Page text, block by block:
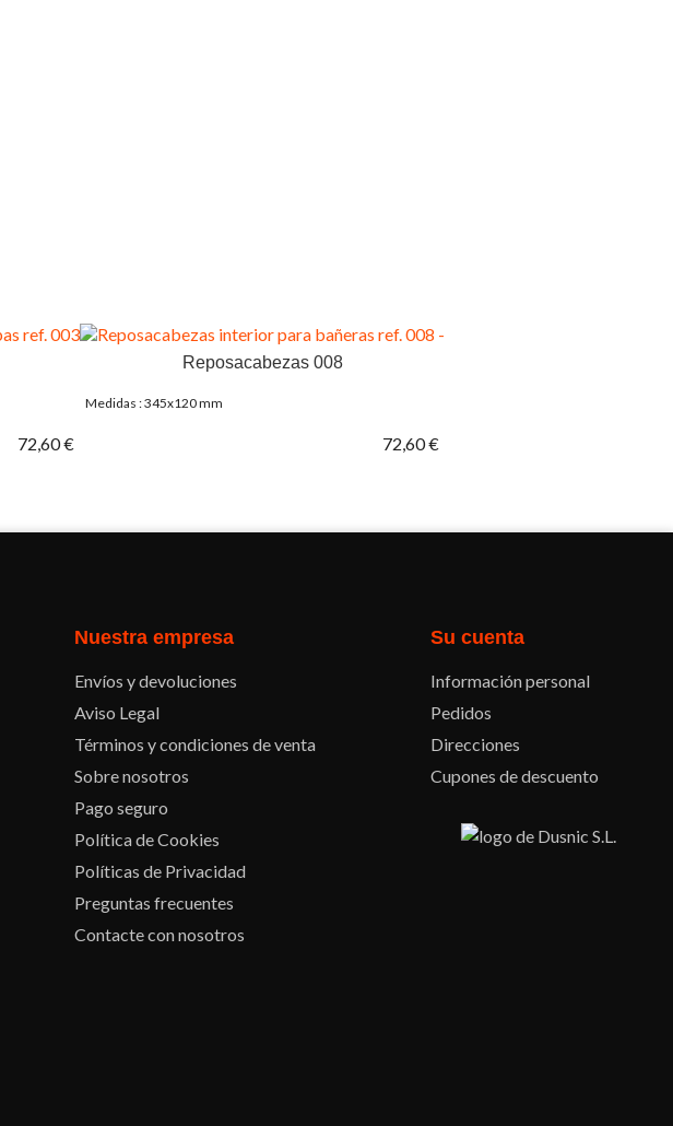
72,60 €
Reposacabezas 008
Medidas : 345x120 mm
72,60 €
Nuestra empresa
Envíos y devoluciones
Aviso Legal
Términos y condiciones de venta
Sobre nosotros
Pago seguro
Política de Cookies
Políticas de Privacidad
Preguntas frecuentes
Contacte con nosotros
Su cuenta
Información personal
Pedidos
Direcciones
Cupones de descuento